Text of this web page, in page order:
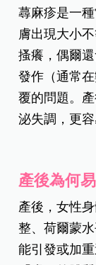
蕁麻疹發作
的風疹塊，
親子中醫診
因、辨證論
蕁麻疹是一
膚出現大小
搔癢，偶爾
發作（通常
覆的問題。